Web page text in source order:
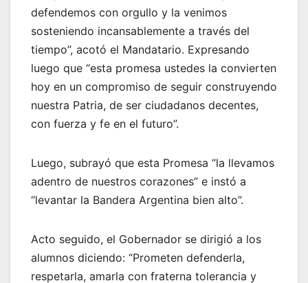
defendemos con orgullo y la venimos
sosteniendo incansablemente a través del
tiempo”, acotó el Mandatario. Expresando
luego que “esta promesa ustedes la convierten
hoy en un compromiso de seguir construyendo
nuestra Patria, de ser ciudadanos decentes,
con fuerza y fe en el futuro”.
Luego, subrayó que esta Promesa “la llevamos
adentro de nuestros corazones” e instó a
“levantar la Bandera Argentina bien alto”.
Acto seguido, el Gobernador se dirigió a los
alumnos diciendo: “Prometen defenderla,
respetarla, amarla con fraterna tolerancia y